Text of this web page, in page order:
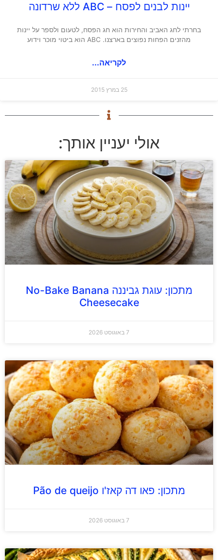
יינות לבנים לפסח – ABC ללא שרדונה
בחרתי לחג האביב והחירות הוא חג הפסח, לטעום ולספר על יינות
מהזנים הפחות נפוצים בארצנו. ABC הוא ביטוי מוכר וידוע
לקריאה...
25 במרץ 2015
אולי יעניין אותך:
מתכון: עוגת גביננה No-Bake Banana
Cheesecake
7 באוגוסט 2026
מתכון: פאו דה קאז'ו Pão de queijo
7 באוגוסט 2026